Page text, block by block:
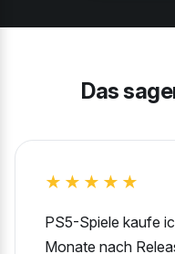
Das
★★★★★
PS5-Spiele kaufe
Monate nach